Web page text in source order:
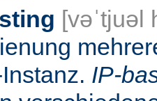
[vəˈtjuəl
IP-